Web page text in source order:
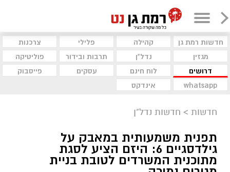
חדשות רמת גן קהילה פלילי
צרכנות
מגזין
נדל"ן תרבות ובידור
פוליטיקה
דרושים
לוח חינם עסקים
פייסבוק
whatsapp
אינדקס
חדשות > חדשות נדל"ן
תפנית משמעותית במאבק על
גילדסגיים 6: היזם הציע לסגת
מתוכנית המשרדים לטובת בניית